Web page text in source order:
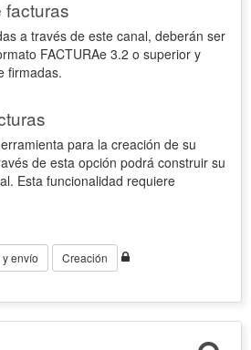
facturas
a través de este canal, deberán ser
FACTURAe 3.2 o superior y
firmadas.
para la creación de su
de esta opción podrá construir su
Esta funcionalidad requiere
envío Creación